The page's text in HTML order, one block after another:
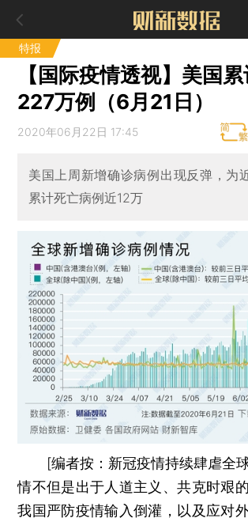
特报
【国际疫情透视】美国
227万例（6月21日）
2020年06月22日 17:45
美国上周新增确诊病例出现反弹，为
累计死亡病例近12万
[编者按：新冠疫情持续肆虐全
情不但是出于人道主义、共克时艰
我国严防疫情输入倒灌，以及应对